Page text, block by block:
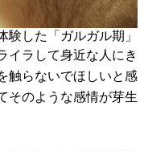
した「ガルガル期」
イラして身近な人にき
触らないでほしいと感
そのような感情が芽生